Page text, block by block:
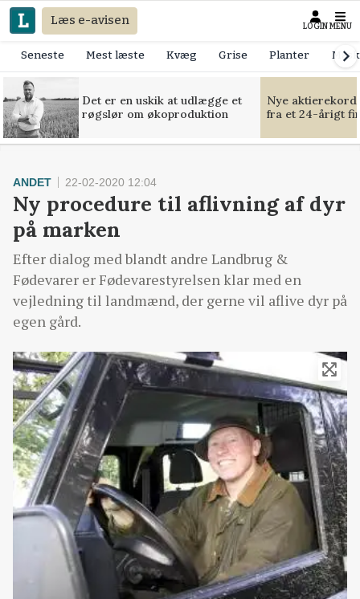
Læs e-avisen LOGIN MENU
Seneste Mest læste Kvæg Grise Planter
Det er en uskik at udlægge et
røgslør om økoproduktion
Nye
fra et 24-årigt
ANDET 22-02-2020 12:04
Ny procedure til aflivning af dyr
på marken
Efter dialog med blandt andre Landbrug &
Fødevarer er Fødevarestyrelsen klar med en
vejledning til landmænd, der gerne vil aflive dyr på
egen gård.